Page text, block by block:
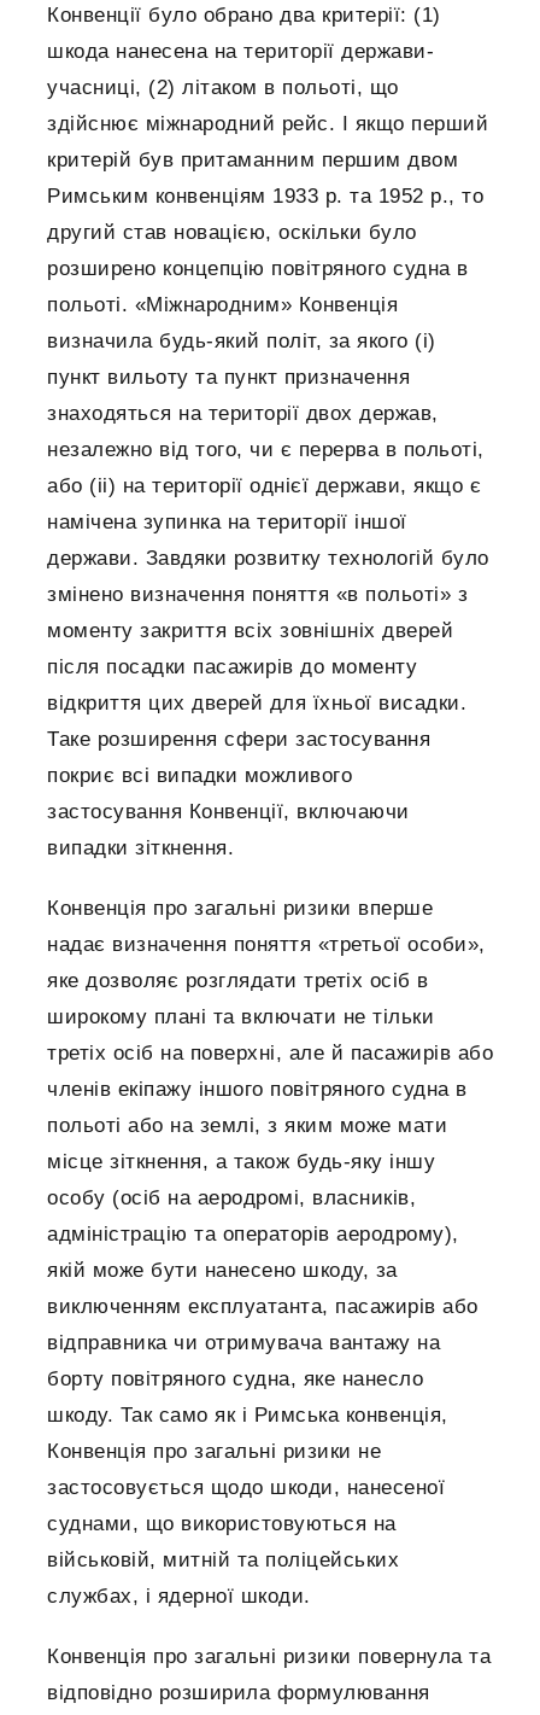
Конвенції було обрано два критерії: (1)
шкода нанесена на території держави-
учасниці, (2) літаком в польоті, що
здійснює міжнародний рейс. І якщо перший
критерій був притаманним першим двом
Римським конвенціям 1933 р. та 1952 р., то
другий став новацією, оскільки було
розширено концепцію повітряного судна в
польоті. «Міжнародним» Конвенція
визначила будь-який політ, за якого (i)
пункт вильоту та пункт призначення
знаходяться на території двох держав,
незалежно від того, чи є перерва в польоті,
або (ii) на території однієї держави, якщо є
намічена зупинка на території іншої
держави. Завдяки розвитку технологій було
змінено визначення поняття «в польоті» з
моменту закриття всіх зовнішніх дверей
після посадки пасажирів до моменту
відкриття цих дверей для їхньої висадки.
Таке розширення сфери застосування
покриє всі випадки можливого
застосування Конвенції, включаючи
випадки зіткнення.
Конвенція про загальні ризики вперше
надає визначення поняття «третьої особи»,
яке дозволяє розглядати третіх осіб в
широкому плані та включати не тільки
третіх осіб на поверхні, але й пасажирів або
членів екіпажу іншого повітряного судна в
польоті або на землі, з яким може мати
місце зіткнення, а також будь-яку іншу
особу (осіб на аеродромі, власників,
адміністрацію та операторів аеродрому),
якій може бути нанесено шкоду, за
виключенням експлуатанта, пасажирів або
відправника чи отримувача вантажу на
борту повітряного судна, яке нанесло
шкоду. Так само як і Римська конвенція,
Конвенція про загальні ризики не
застосовується щодо шкоди, нанесеної
суднами, що використовуються на
військовій, митній та поліцейських
службах, і ядерної шкоди.
Конвенція про загальні ризики повернула та
відповідно розширила формулювання